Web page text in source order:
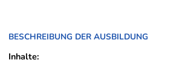
BESCHREIBUNG DER AUSBILDUNG
Inhalte: